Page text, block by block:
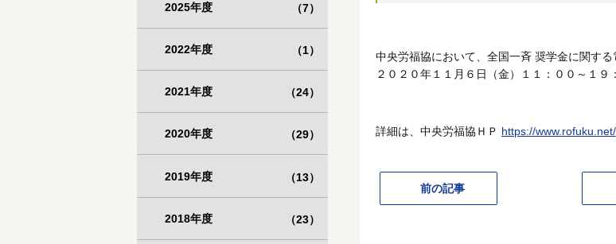
中央労福協において、全国一斉 奨学金に関する
２０２０年１１月６日（金）１１：００～１９
詳細は、中央労福協ＨＰ https://www.rofuku.net/
前の記事
2025年度 （7）
2022年度 （1）
2021年度 （24）
2020年度 （29）
2019年度 （13）
2018年度 （23）